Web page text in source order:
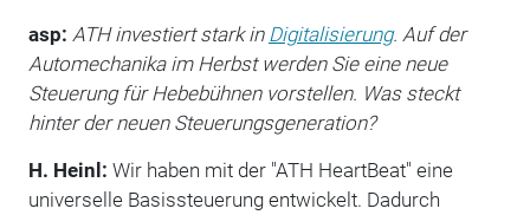
asp: ATH investiert stark in Digitalisierung. Auf der
Automechanika im Herbst werden Sie eine neue
Steuerung für Hebebühnen vorstellen. Was steckt
hinter der neuen Steuerungsgeneration?
H. Heinl: Wir haben mit der "ATH HeartBeat" eine
universelle Basissteuerung entwickelt. Dadurch